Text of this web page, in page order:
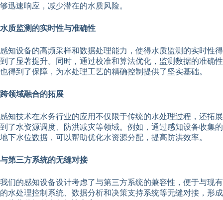
够迅速响应，减少潜在的水质风险。
水质监测的实时性与准确性
感知设备的高频采样和数据处理能力，使得水质监测的实时性得
到了显著提升。同时，通过校准和算法优化，监测数据的准确性
也得到了保障，为水处理工艺的精确控制提供了坚实基础。
跨领域融合的拓展
感知技术在水务行业的应用不仅限于传统的水处理过程，还拓展
到了水资源调度、防洪减灾等领域。例如，通过感知设备收集的
地下水位数据，可以帮助优化水资源分配，提高防洪效率。
与第三方系统的无缝对接
我们的感知设备设计考虑了与第三方系统的兼容性，便于与现有
的水处理控制系统、数据分析和决策支持系统等无缝对接，形成